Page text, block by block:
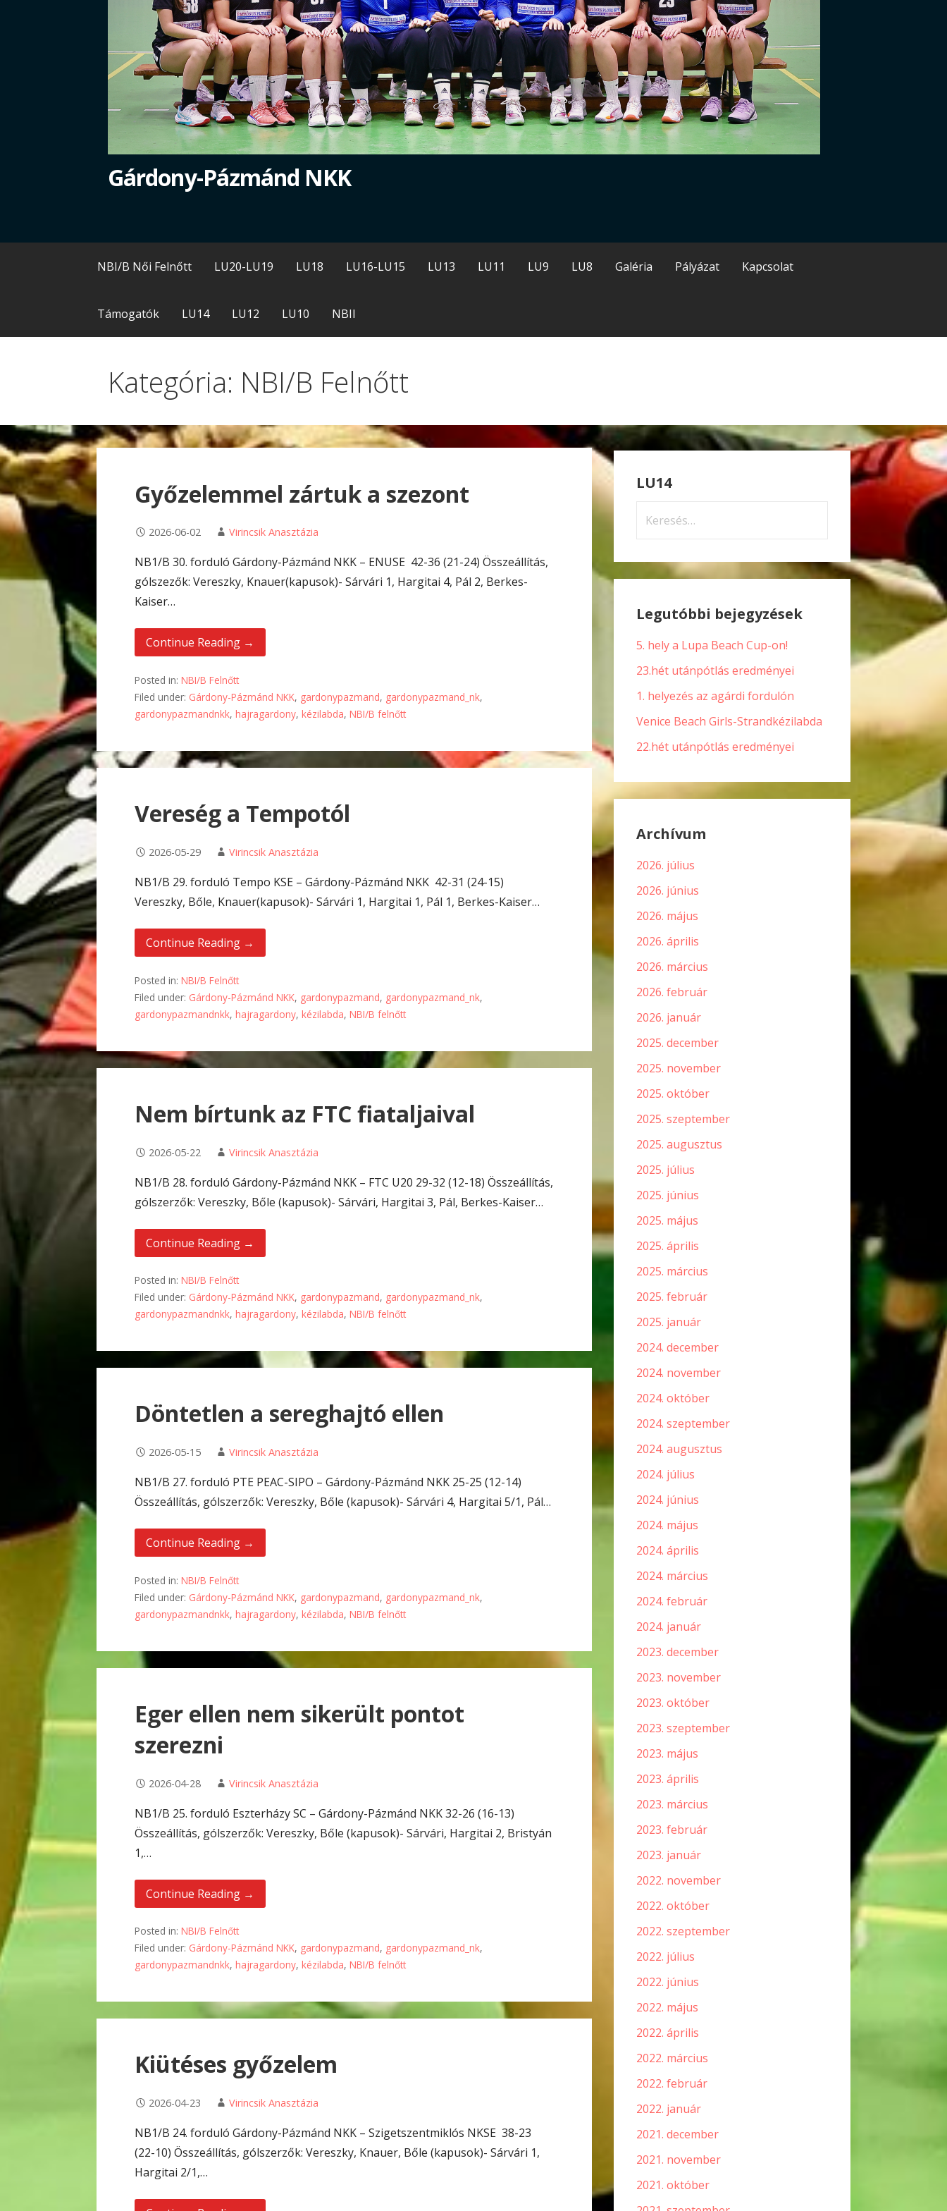
Gárdony-Pázmánd NKK
NBI/B Női Felnőtt LU20-LU19 LU18 LU16-LU15 LU13 LU11 LU9 LU8 Galéria Pályázat Kapcsolat
Támogatók LU14 LU12 LU10 NBII
Kategória: NBI/B Felnőtt
Győzelemmel zártuk a szezont
2026-06-02 Virincsik Anasztázia
NB1/B 30. forduló Gárdony-Pázmánd NKK – ENUSE 42-36 (21-24) Összeállítás,
gólszezők: Vereszky, Knauer(kapusok)- Sárvári 1, Hargitai 4, Pál 2, Berkes-
Kaiser…
Continue Reading →
Posted in:NBI/B Felnőtt
Filed under: Gárdony-Pázmánd NKK, gardonypazmand, gardonypazmand_nk,
gardonypazmandnkk,hajragardony,kézilabda,NBI/B felnőtt
Vereség a Tempotól
2026-05-29 Virincsik Anasztázia
NB1/B 29. forduló Tempo KSE – Gárdony-Pázmánd NKK 42-31 (24-15)
Vereszky, Bőle, Knauer(kapusok)- Sárvári 1, Hargitai 1, Pál 1, Berkes-Kaiser…
Continue Reading →
Posted in:NBI/B Felnőtt
Filed under: Gárdony-Pázmánd NKK, gardonypazmand, gardonypazmand_nk,
gardonypazmandnkk,hajragardony,kézilabda,NBI/B felnőtt
Nem bírtunk az FTC fiataljaival
2026-05-22 Virincsik Anasztázia
NB1/B 28. forduló Gárdony-Pázmánd NKK – FTC U20 29-32 (12-18) Összeállítás,
gólszerzők: Vereszky, Bőle (kapusok)- Sárvári, Hargitai 3, Pál, Berkes-Kaiser…
Continue Reading →
Posted in:NBI/B Felnőtt
Filed under: Gárdony-Pázmánd NKK, gardonypazmand, gardonypazmand_nk,
gardonypazmandnkk,hajragardony,kézilabda,NBI/B felnőtt
Döntetlen a sereghajtó ellen
2026-05-15 Virincsik Anasztázia
NB1/B 27. forduló PTE PEAC-SIPO – Gárdony-Pázmánd NKK 25-25 (12-14)
Összeállítás, gólszerzők: Vereszky, Bőle (kapusok)- Sárvári 4, Hargitai 5/1, Pál…
Continue Reading →
Posted in:NBI/B Felnőtt
Filed under: Gárdony-Pázmánd NKK, gardonypazmand, gardonypazmand_nk,
gardonypazmandnkk,hajragardony,kézilabda,NBI/B felnőtt
Eger ellen nem sikerült pontot
szerezni
2026-04-28 Virincsik Anasztázia
NB1/B 25. forduló Eszterházy SC – Gárdony-Pázmánd NKK 32-26 (16-13)
Összeállítás, gólszerzők: Vereszky, Bőle (kapusok)- Sárvári, Hargitai 2, Bristyán
1,…
Continue Reading →
Posted in:NBI/B Felnőtt
Filed under: Gárdony-Pázmánd NKK, gardonypazmand, gardonypazmand_nk,
gardonypazmandnkk,hajragardony,kézilabda,NBI/B felnőtt
Kiütéses győzelem
2026-04-23 Virincsik Anasztázia
NB1/B 24. forduló Gárdony-Pázmánd NKK – Szigetszentmiklós NKSE 38-23
(22-10) Összeállítás, gólszerzők: Vereszky, Knauer, Bőle (kapusok)- Sárvári 1,
Hargitai 2/1,…
LU14
Legutóbbi bejegyzések
5. hely a Lupa Beach Cup-on!
23.hét utánpótlás eredményei
1. helyezés az agárdi fordulón
Venice Beach Girls-Strandkézilabda
22.hét utánpótlás eredményei
Archívum
2026. július
2026. június
2026. május
2026. április
2026. március
2026. február
2026. január
2025. december
2025. november
2025. október
2025. szeptember
2025. augusztus
2025. július
2025. június
2025. május
2025. április
2025. március
2025. február
2025. január
2024. december
2024. november
2024. október
2024. szeptember
2024. augusztus
2024. július
2024. június
2024. május
2024. április
2024. március
2024. február
2024. január
2023. december
2023. november
2023. október
2023. szeptember
2023. május
2023. április
2023. március
2023. február
2023. január
2022. november
2022. október
2022. szeptember
2022. július
2022. június
2022. május
2022. április
2022. március
2022. február
2022. január
2021. december
2021. november
2021. október